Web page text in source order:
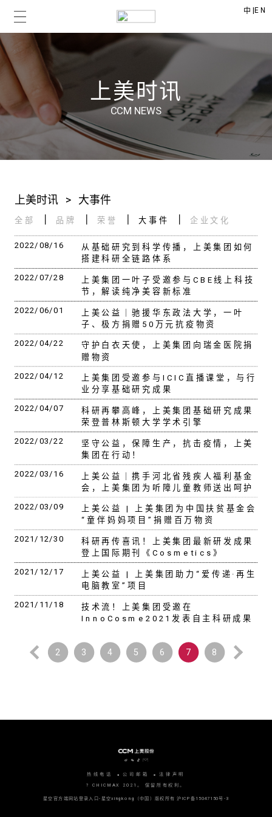
中 |EN
上美时讯
CCM NEWS
上美时讯 > 大事件
全部 品牌 荣誉 大事件 企业文化
2022/08/16
从基础研究到科学传播，上美集团如何
搭建科研全链路体系
2022/07/28
上美集团一叶子受邀参与CBE线上科技
节，解读纯净美容新标准
2022/06/01
上美公益｜驰援华东政法大学，一叶
子、极方捐赠50万元抗疫物资
2022/04/22 守护白衣天使，上美集团向瑞金医院捐
赠物资
2022/04/12
上美集团受邀参与ICIC直播课堂，与行
业分享基础研究成果
2022/04/07 科研再攀高峰，上美集团基础研究成果
荣登普林斯顿大学学术引擎
2022/03/22
坚守公益，保障生产，抗击疫情，上美
集团在行动！
2022/03/16
上美公益｜携手河北省残疾人福利基金
会，上美集团为听障儿童教师送出呵护
2022/03/09 上美公益 | 上美集团为中国扶贫基金会
“童伴妈妈项目”捐赠百万物资
2021/12/30
科研再传喜讯！上美集团最新研发成果
登上国际期刊《Cosmetics》
2021/12/17
上美公益 | 上美集团助力“爱传递·再生
电脑教室”项目
2021/11/18 技术流！上美集团受邀在
InnoCosme2021发表自主科研成果
2 3 4 5 6 7 8
热线电话 公司邮箱 法律声明
? CHICMAX 2021。 保留所有权利。
星空官方端网站登录入口-星空xingkong（中国）版权所有 沪ICP备15047150号-3